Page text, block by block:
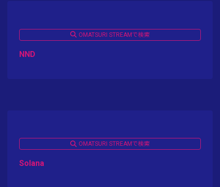
OMATSURI STREAMで検索
NND
OMATSURI STREAMで検索
Solana